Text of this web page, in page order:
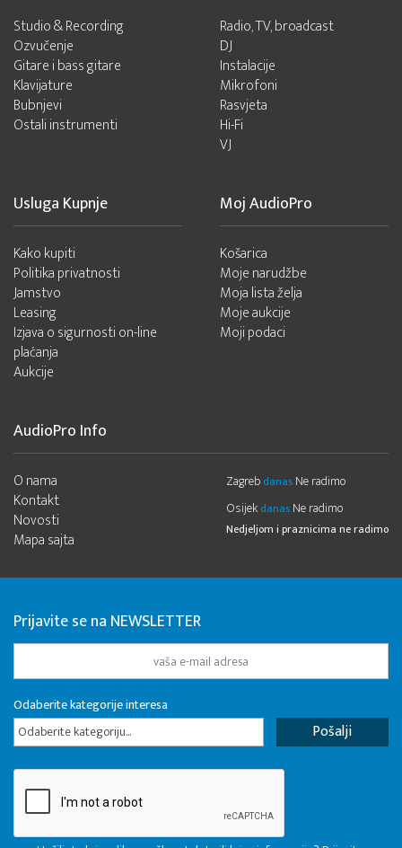
Studio & Recording
Ozvučenje
Gitare i bass gitare
Klavijature
Bubnjevi
Ostali instrumenti
Radio, TV, broadcast
DJ
Instalacije
Mikrofoni
Rasvjeta
Hi-Fi
VJ
Usluga Kupnje
Kako kupiti
Politika privatnosti
Jamstvo
Leasing
Izjava o sigurnosti on-line
plaćanja
Aukcije
Moj AudioPro
Košarica
Moje narudžbe
Moja lista želja
Moje aukcije
Moji podaci
AudioPro Info
O nama
Kontakt
Novosti
Mapa sajta
Zagreb danas Ne radimo
Osijek danas Ne radimo
Nedjeljom i praznicima ne radimo
Prijavite se na NEWSLETTER
Odaberite kategorije interesa
Odaberite kategoriju...